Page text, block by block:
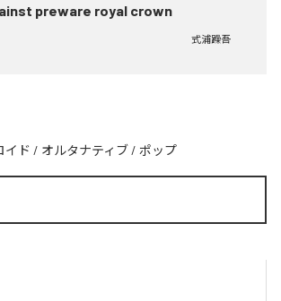
preware royal crown
式浦躁吾
イド / オルタナティブ / ポップ